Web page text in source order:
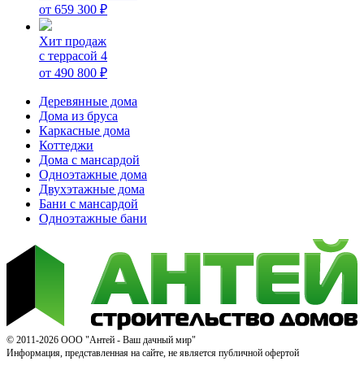
от 659 300 ₽
Хит продаж
с террасой 4
от 490 800 ₽
Деревянные дома
Дома из бруса
Каркасные дома
Коттеджи
Дома с мансардой
Одноэтажные дома
Двухэтажные дома
Бани с мансардой
Одноэтажные бани
© 2011-2026 ООО "Антей - Ваш дачный мир"
Информация, представленная на сайте, не является публичной офертой